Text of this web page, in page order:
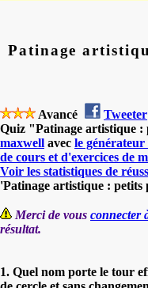
Patinage
Avancé Tweeter
Quiz "Patinage artistique :
maxwell avec le générateur
de cours et d'exercices de
Voir les statistiques de
'Patinage artistique : petits
Merci de vous connecter
résultat.
1. Quel nom porte le tour